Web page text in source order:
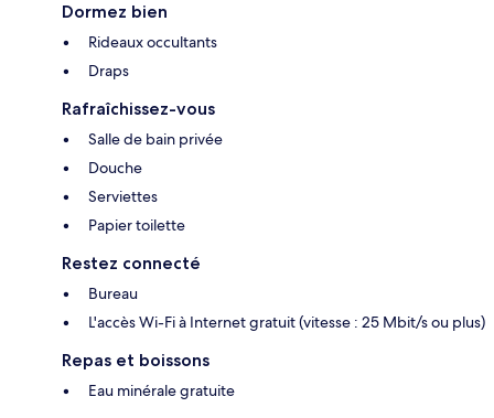
Dormez bien
Rideaux occultants
Draps
Rafraîchissez-vous
Salle de bain privée
Douche
Serviettes
Papier toilette
Restez connecté
Bureau
L'accès Wi-Fi à Internet gratuit (vitesse : 25 Mbit/s ou plus)
Repas et boissons
Eau minérale gratuite